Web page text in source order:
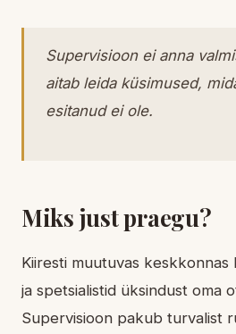
Supervisioon ei anna
aitab leida küsimused,
esitanud ei ole.
Miks just praegu?
Kiiresti muutuvas keskkonnas
ja spetsialistid üksindust oma
Supervisioon pakub turvalist